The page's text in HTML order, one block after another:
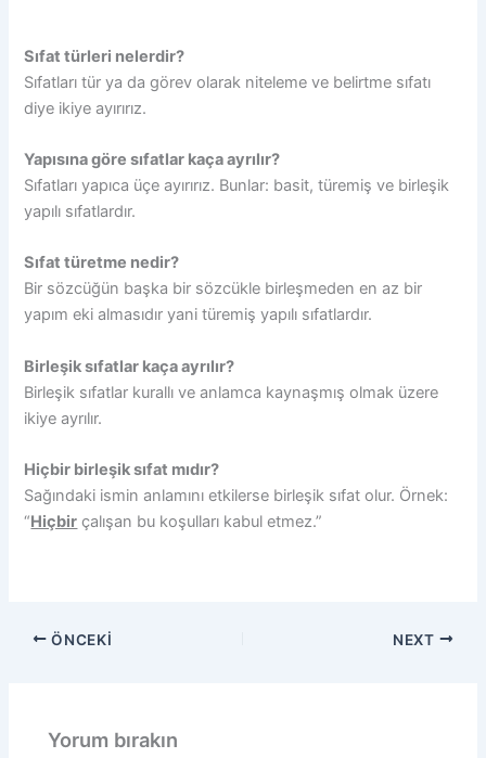
Sıfat türleri nelerdir?
Sıfatları tür ya da görev olarak niteleme ve belirtme sıfatı
diye ikiye ayırırız.
Yapısına göre sıfatlar kaça ayrılır?
Sıfatları yapıca üçe ayırırız. Bunlar: basit, türemiş ve birleşik
yapılı sıfatlardır.
Sıfat türetme nedir?
Bir sözcüğün başka bir sözcükle birleşmeden en az bir
yapım eki almasıdır yani türemiş yapılı sıfatlardır.
Birleşik sıfatlar kaça ayrılır?
Birleşik sıfatlar kurallı ve anlamca kaynaşmış olmak üzere
ikiye ayrılır.
Hiçbir birleşik sıfat mıdır?
Sağındaki ismin anlamını etkilerse birleşik sıfat olur. Örnek:
“Hiçbir çalışan bu koşulları kabul etmez.”
ÖNCEKI NEXT
Yorum bırakın